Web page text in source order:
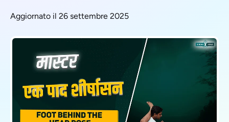
Aggiornato il 26 settembre 2025